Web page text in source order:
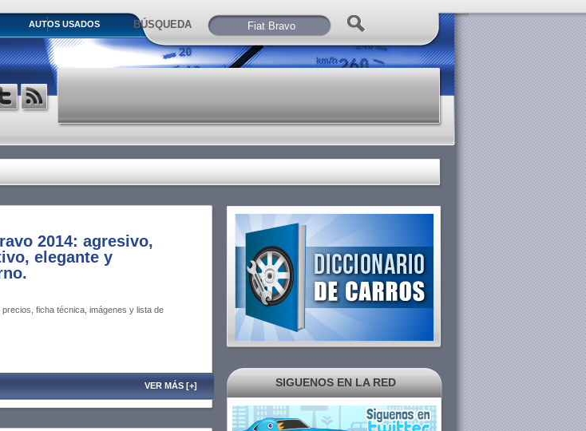
AUTOS USADOS BÚSQUEDA
2014: agresivo,
elegante y
precios, ficha técnica, imágenes y lista de
VER MÁS [+] SIGUENOS EN LA RED